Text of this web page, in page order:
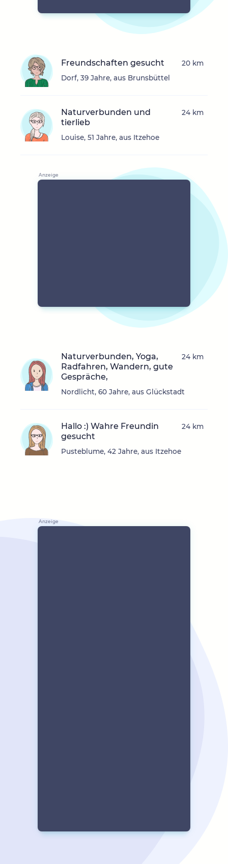
Freundschaften gesucht
Dorf, 39 Jahre, aus Brunsbüttel
20 km
Naturverbunden und
tierlieb
Louise, 51 Jahre, aus Itzehoe
24 km
Naturverbunden, Yoga,
Radfahren, Wandern, gute
Gespräche,
Nordlicht, 60 Jahre, aus Glückstadt
24 km
Hallo :) Wahre Freundin
gesucht
Pusteblume, 42 Jahre, aus Itzehoe
24 km